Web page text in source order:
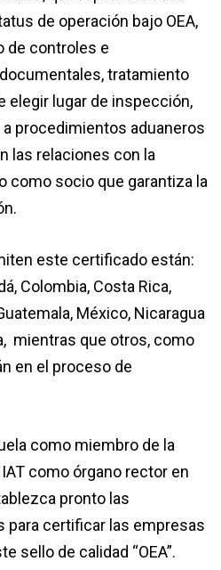
de operación bajo OEA,
de controles e
tratamiento
elegir lugar de inspección,
procedimientos aduaneros
las relaciones con la
como socio que garantiza la
este certificado están:
Colombia, Costa Rica,
México, Nicaragua
mientras que otros, como
en el proceso de
como miembro de la
como órgano rector en
pronto las
para certificar las empresas
sello de calidad “OEA”.